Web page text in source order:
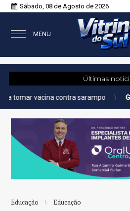
Sábado, 08 de Agosto de 2026
MENU
Últimas
contra sarampo Geral Agosto
Educação Educação